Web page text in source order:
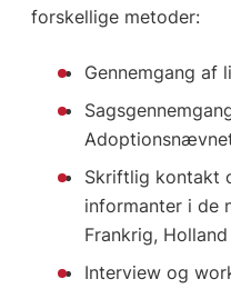
forskellige metoder:
Gennemgang af
Skriftlig kontakt
informanter i de
Frankrig,
Interview og